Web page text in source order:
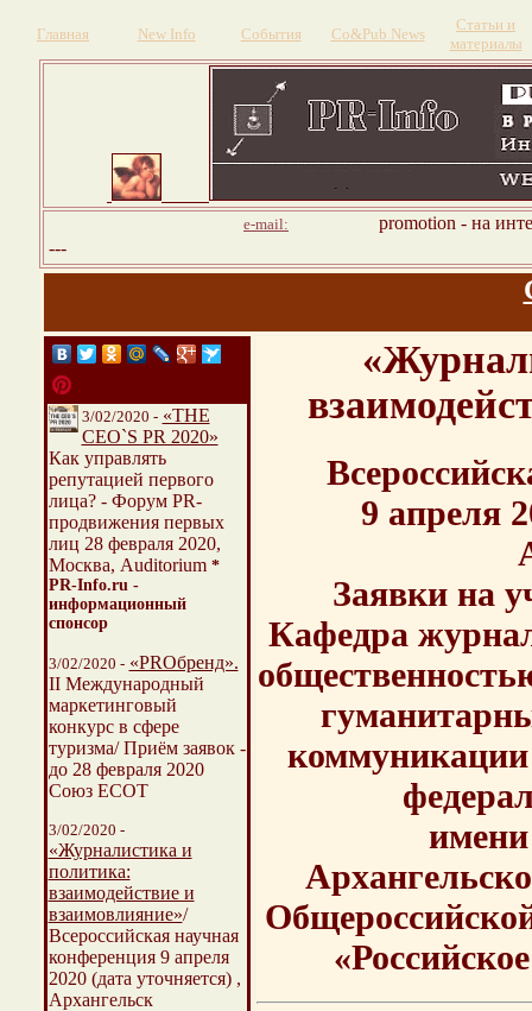
Главная New Info События Со&Pub News
Статьи и
материалы
e-mail:
promotion - на
---
3/02/2020 - «THE
CEO`S PR 2020»
Как управлять
репутацией первого
лица? - Форум PR-
продвижения первых
лиц 28 февраля 2020,
Москва, Auditorium *
PR-Info.ru -
информационный
спонсор
3/02/2020 - «PROбренд».
II Международный
маркетинговый
конкурс в сфере
туризма/ Приём заявок -
до 28 февраля 2020
Союз ЕСОТ
3/02/2020 -
«Журналистика и
политика:
взаимодействие и
взаимовлияние»/
Всероссийская научная
конференция 9 апреля
2020 (дата уточняется) ,
Архангельск
9 апреля
Заявки на
Кафедра
коммуникации